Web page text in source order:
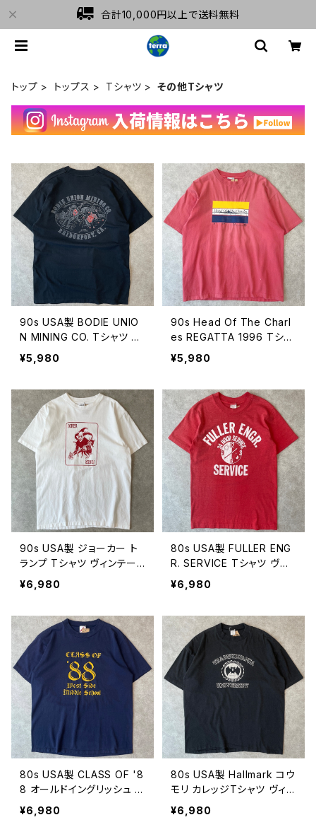
合計10,000円以上で送料無料
トップ トップス Tシャツ その他Tシャツ
90s USA製 BODIE UNIO
N MINING CO. Tシャツ ヴ
ィンテージ シングルステッ
チ ウエスタン ラバ ロバ 企
代 ビンテージ XL 260804
03
¥5,980
90s Head Of The Charl
es REGATTA 1996 Tシャ
ツ ヴィンテージ シングルス
テッチ ピンク レガッタ ボー
代 ビンテージ 26080401
¥5,980
90s USA製 ジョーカー ト
ランプ Tシャツ ヴィンテー
ジ シングルステッチ 古着 1
999 白 ホワイト 90年代
¥6,980
80s USA製 FULLER ENG
R. SERVICE Tシャツ ヴィ
ンテージ シングルステッチ
ロゴ 古着 赤 レッド ワーク
ンテージ 26080309
¥6,980
80s USA製 CLASS OF '8
8 オールドイングリッシュ T
シャツ ヴィンテージ シング
ルステッチ クラス カレッジ
¥6,980
80s USA製 Hallmark コウ
モリ カレッジTシャツ ヴィン
テージ シングルステッチ 古
着 黒 ブラック 80年代 ビン
¥6,980